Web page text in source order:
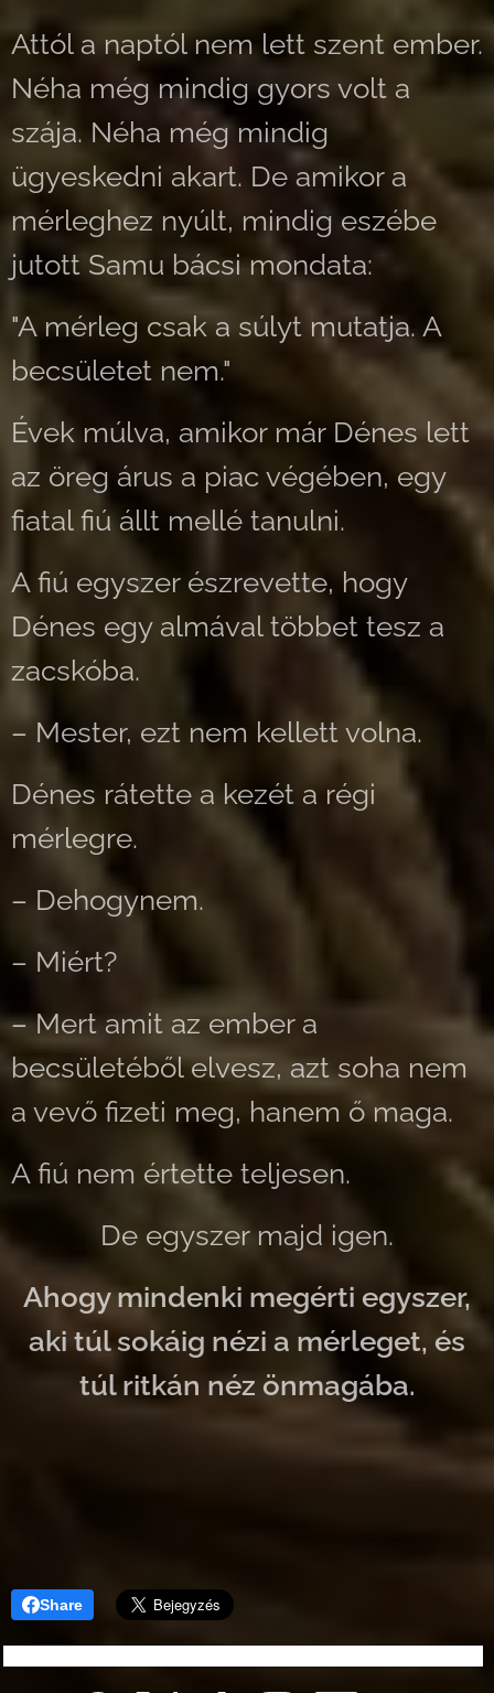
Attól a naptól nem lett szent ember.
Néha még mindig gyors volt a
szája. Néha még mindig
ügyeskedni akart. De amikor a
mérleghez nyúlt, mindig eszébe
jutott Samu bácsi mondata:
"A mérleg csak a súlyt mutatja. A
becsületet nem."
Évek múlva, amikor már Dénes lett
az öreg árus a piac végében, egy
fiatal fiú állt mellé tanulni.
A fiú egyszer észrevette, hogy
Dénes egy almával többet tesz a
zacskóba.
– Mester, ezt nem kellett volna.
Dénes rátette a kezét a régi
mérlegre.
– Dehogynem.
– Miért?
– Mert amit az ember a
becsületéből elvesz, azt soha nem
a vevő fizeti meg, hanem ő maga.
A fiú nem értette teljesen.
De egyszer majd igen.
Ahogy mindenki megérti egyszer,
aki túl sokáig nézi a mérleget, és
túl ritkán néz önmagába.
Share